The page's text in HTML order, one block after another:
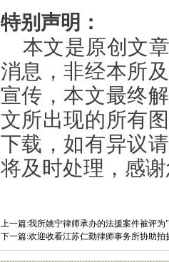
特别声明：
本文是原创文
消息，非经本所
宣传，本文最终
文所出现的所有
下载，如有异议
将及时处理，感
上一篇:我所姚宁律师承办的法援案件被评
下一篇:欢迎收看江苏仁勤律师事务所协助